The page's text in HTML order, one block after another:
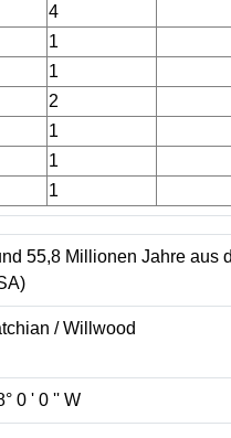
4
1
1
2
1
1
1
55,8 Millionen Jahre aus
/ Willwood
0 ' 0 '' W